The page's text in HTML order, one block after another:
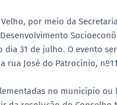
por meio da
31 de julho. O evento
rua José do Patrocínio,
no município ou